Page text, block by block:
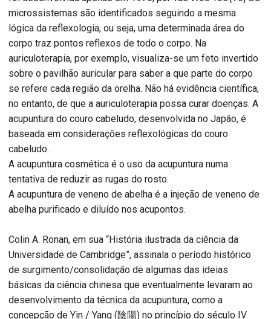
microssistemas são identificados seguindo a mesma
lógica da reflexologia, ou seja, uma determinada área do
corpo traz pontos reflexos de todo o corpo. Na
auriculoterapia, por exemplo, visualiza-se um feto invertido
sobre o pavilhão auricular para saber a que parte do corpo
se refere cada região da orelha. Não há evidência científica,
no entanto, de que a auriculoterapia possa curar doenças. A
acupuntura do couro cabeludo, desenvolvida no Japão, é
baseada em considerações reflexológicas do couro
cabeludo.
A acupuntura cosmética é o uso da acupuntura numa
tentativa de reduzir as rugas do rosto.
A acupuntura de veneno de abelha é a injeção de veneno de
abelha purificado e diluído nos acupontos.
Colin A. Ronan, em sua “História ilustrada da ciência da
Universidade de Cambridge”, assinala o período histórico
de surgimento/consolidação de algumas das ideias
básicas da ciência chinesa que eventualmente levaram ao
desenvolvimento da técnica da acupuntura, como a
concepção de Yin / Yang (陰陽) no princípio do século IV